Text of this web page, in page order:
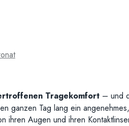
Tragekomfort – und
ganzen Tag lang ein
Augen und ihren